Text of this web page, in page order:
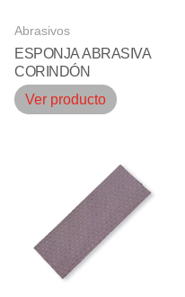
Abrasivos
ESPONJA ABRASIVA
CORINDÓN
Ver producto